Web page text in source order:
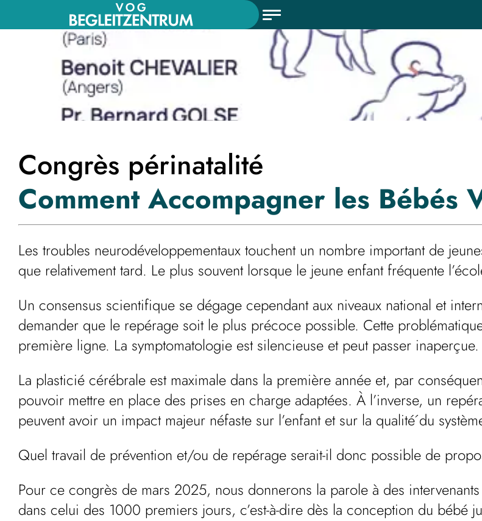
Congrès périnatalité
Comment Accompagner les Bébés
Les troubles neurodéveloppementaux touchent un nombre important de
que relativement tard. Le plus souvent lorsque le jeune enfant fréquente
Un consensus scientifique se dégage cependant aux niveaux national et
demander que le repérage soit le plus précoce possible. Cette
première ligne. La symptomatologie est silencieuse et peut passer inaperçue.
La plasticié cérébrale est maximale dans la première année et, par
pouvoir mettre en place des prises en charge adaptées. À l’inverse, un
peuvent avoir un impact majeur néfaste sur l’enfant et sur la qualité́ du
Quel travail de prévention et/ou de repérage serait-il donc possible de
Pour ce congrès de mars 2025, nous donnerons la parole à des
dans celui des 1000 premiers jours, c’est-à-dire dès la conception du bébé